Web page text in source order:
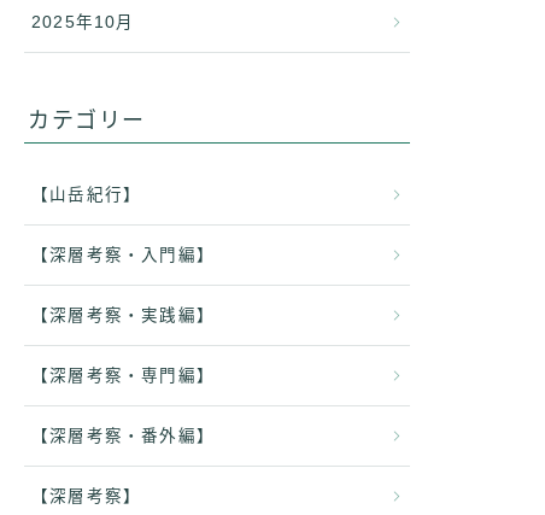
2025年10月
カテゴリー
【山岳紀行】
【深層考察・入門編】
【深層考察・実践編】
【深層考察・専門編】
【深層考察・番外編】
【深層考察】